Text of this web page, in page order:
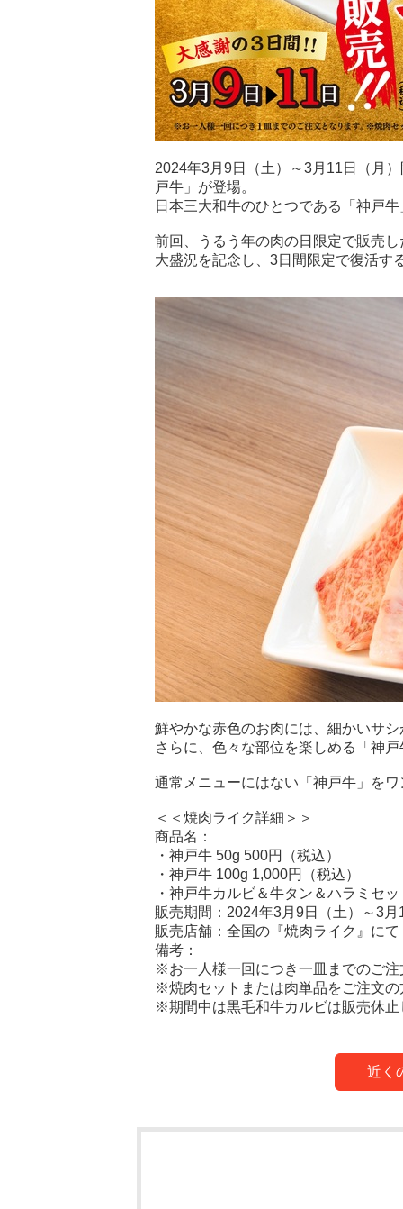
2024年3月9日（土）～3月11日（月
戸牛」が登場。
日本三大和牛のひとつである「神戸
前回、うるう年の肉の日限定で販売し
大盛況を記念し、3日間限定で復活す
鮮やかな赤色のお肉には、細かいサ
さらに、色々な部位を楽しめる「神
通常メニューにはない「神戸牛」を
＜＜焼肉ライク詳細＞＞
商品名：
・神戸牛 50g 500円（税込）
・神戸牛 100g 1,000円（税込）
・神戸牛カルビ＆牛タン＆ハラミセ
販売期間：2024年3月9日（土）～3月
販売店舗：全国の『焼肉ライク』にて
備考：
※お一人様一回につき一皿までのご注
※焼肉セットまたは肉単品をご注文の
※期間中は黒毛和牛カルビは販売休止
近く